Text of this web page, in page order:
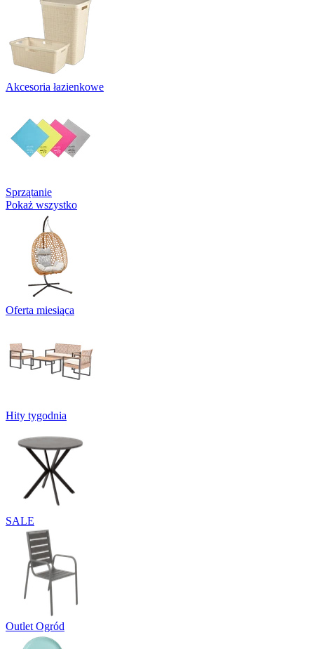
Akcesoria łazienkowe
Sprzątanie
Pokaż wszystko
Oferta miesiąca
Hity tygodnia
SALE
Outlet Ogród